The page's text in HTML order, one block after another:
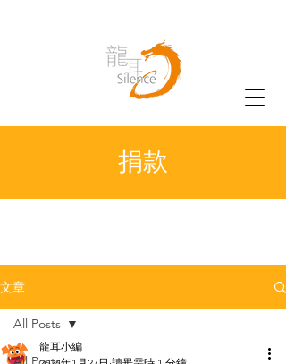
捐款
文章
All Posts
龍耳小編